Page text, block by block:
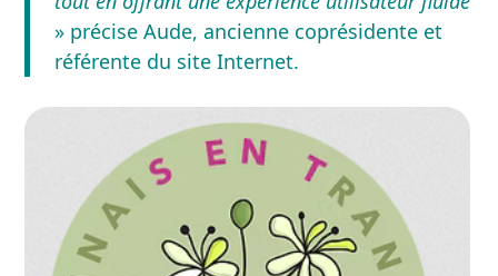
» précise Aude, ancienne coprésidente et
référente du site Internet.